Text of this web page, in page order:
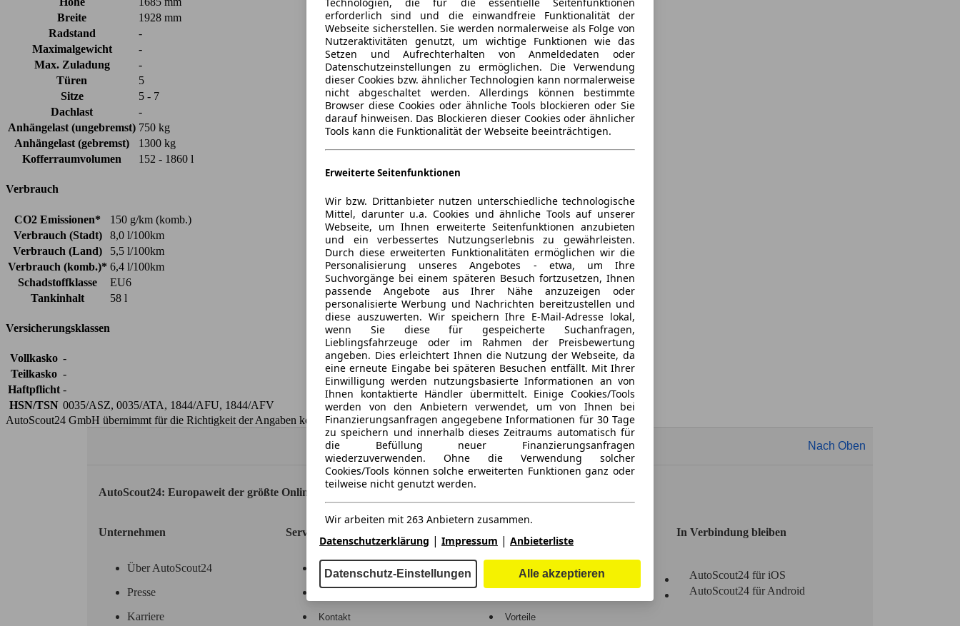
Breite
1928 mm
Radstand
-
Maximalgewicht
-
Max. Zuladung
-
Türen
5
Sitze
5 - 7
Dachlast
-
Anhängelast (ungebremst) 750 kg
Anhängelast (gebremst)
1300 kg
Kofferraumvolumen
152 - 1860 l
Verbrauch
CO2 Emissionen*
150 g/km (komb.)
Verbrauch (Stadt)
8,0 l/100km
Verbrauch (Land)
5,5 l/100km
Verbrauch (komb.)* 6,4 l/100km
Schadstoffklasse
EU6
Tankinhalt
58 l
Versicherungsklassen
Vollkasko -
Teilkasko -
Haftpflicht -
HSN/TSN 0035/ASZ, 0035/ATA, 1844/AFU, 1844/AFV
AutoScout24 GmbH übernimmt für die Richtigkeit der Angaben keine Gewähr.
Nach Oben
AutoScout24: Europaweit der größte Online-Automarkt.
Unternehmen
Über AutoScout24
Presse
Karriere
Service
Hilfe
Kontakt
Anmelden
Vorteile
In Verbindung bleiben
AutoScout24 für iOS
AutoScout24 für Android
erforderlich sind und die einwandfreie Funktionalität der
Webseite sicherstellen. Sie werden normalerweise als Folge von
Nutzeraktivitäten genutzt, um wichtige Funktionen wie das
Setzen und Aufrechterhalten von Anmeldedaten oder
Datenschutzeinstellungen zu ermöglichen. Die Verwendung
dieser Cookies bzw. ähnlicher Technologien kann normalerweise
nicht abgeschaltet werden. Allerdings können bestimmte
Browser diese Cookies oder ähnliche Tools blockieren oder Sie
darauf hinweisen. Das Blockieren dieser Cookies oder ähnlicher
Tools kann die Funktionalität der Webseite beeinträchtigen.
Erweiterte Seitenfunktionen
Wir bzw. Drittanbieter nutzen unterschiedliche technologische
Mittel, darunter u.a. Cookies und ähnliche Tools auf unserer
Webseite, um Ihnen erweiterte Seitenfunktionen anzubieten
und ein verbessertes Nutzungserlebnis zu gewährleisten.
Durch diese erweiterten Funktionalitäten ermöglichen wir die
Personalisierung unseres Angebotes - etwa, um Ihre
Suchvorgänge bei einem späteren Besuch fortzusetzen, Ihnen
passende Angebote aus Ihrer Nähe anzuzeigen oder
personalisierte Werbung und Nachrichten bereitzustellen und
diese auszuwerten. Wir speichern Ihre E-Mail-Adresse lokal,
wenn Sie diese für gespeicherte Suchanfragen,
Lieblingsfahrzeuge oder im Rahmen der Preisbewertung
angeben. Dies erleichtert Ihnen die Nutzung der Webseite, da
eine erneute Eingabe bei späteren Besuchen entfällt. Mit Ihrer
Einwilligung werden nutzungsbasierte Informationen an von
Ihnen kontaktierte Händler übermittelt. Einige Cookies/Tools
werden von den Anbietern verwendet, um von Ihnen bei
Finanzierungsanfragen angegebene Informationen für 30 Tage
zu speichern und innerhalb dieses Zeitraums automatisch für
die Befüllung neuer Finanzierungsanfragen
wiederzuverwenden. Ohne die Verwendung solcher
Cookies/Tools können solche erweiterten Funktionen ganz oder
teilweise nicht genutzt werden.
Wir arbeiten mit 263 Anbietern zusammen.
Datenschutzerklärung | Impressum | Anbieterliste
Datenschutz-Einstellungen Alle akzeptieren